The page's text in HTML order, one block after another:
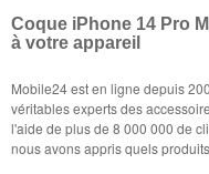
Coque iPhone 14 Pro
à votre appareil
Mobile24 est en ligne depuis
véritables experts des
l'aide de plus de 8 000 000 de
nous avons appris quels